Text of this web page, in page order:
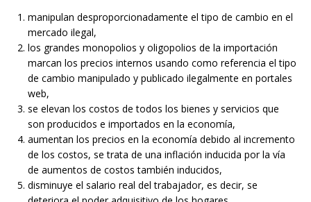
manipulan desproporcionadamente el tipo de cambio en el
mercado ilegal,
los grandes monopolios y oligopolios de la importación
marcan los precios internos usando como referencia el tipo
de cambio manipulado y publicado ilegalmente en portales
web,
se elevan los costos de todos los bienes y servicios que
son producidos e importados en la economía,
aumentan los precios en la economía debido al incremento
de los costos, se trata de una inflación inducida por la vía
de aumentos de costos también inducidos,
disminuye el salario real del trabajador, es decir, se